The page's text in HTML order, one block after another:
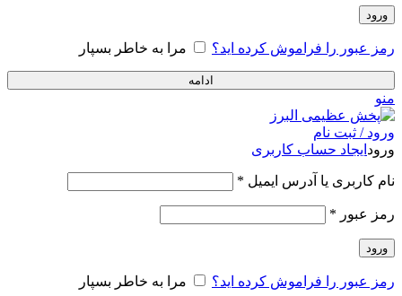
ورود
رمز عبور را فراموش کرده اید؟ مرا به خاطر بسپار
ادامه
منو
ورود / ثبت نام
ورود ایجاد حساب کاربری
نام کاربری یا آدرس ایمیل *
رمز عبور *
ورود
رمز عبور را فراموش کرده اید؟ مرا به خاطر بسپار